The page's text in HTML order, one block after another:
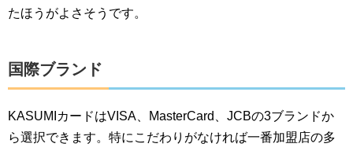
たほうがよさそうです。
国際ブランド
KASUMIカードはVISA、MasterCard、JCBの3ブランドか
ら選択できます。特にこだわりがなければ一番加盟店の多